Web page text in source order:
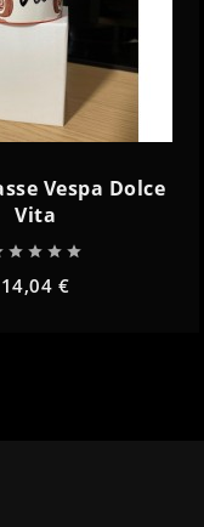
Vespa Dolce
Vita
   
14,04 €